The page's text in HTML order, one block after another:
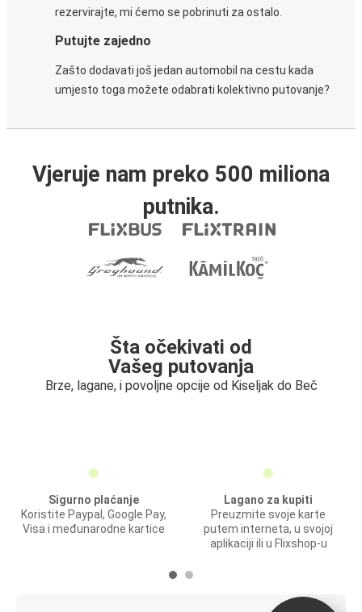
rezervirajte, mi ćemo se pobrinuti za ostalo.
Putujte zajedno
Zašto dodavati još jedan automobil na cestu kada
umjesto toga možete odabrati kolektivno putovanje?
Vjeruje nam preko 500 miliona
putnika.
Šta očekivati od
Vašeg putovanja
Brze, lagane, i povoljne opcije od Kiseljak do Beč
Sigurno plaćanje
Koristite Paypal, Google Pay,
Visa i međunarodne kartice
Lagano za kupiti
Preuzmite svoje karte
putem interneta, u svojoj
aplikaciji ili u Flixshop-u